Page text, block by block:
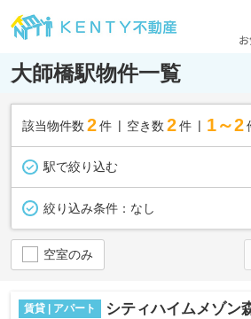
大師橋駅物件一覧
該当物件数 2件 空き数 2 件 1～2
駅で絞り込む
絞り込み条件： なし
空室のみ
賃貸 | アパート シティハイムメゾン